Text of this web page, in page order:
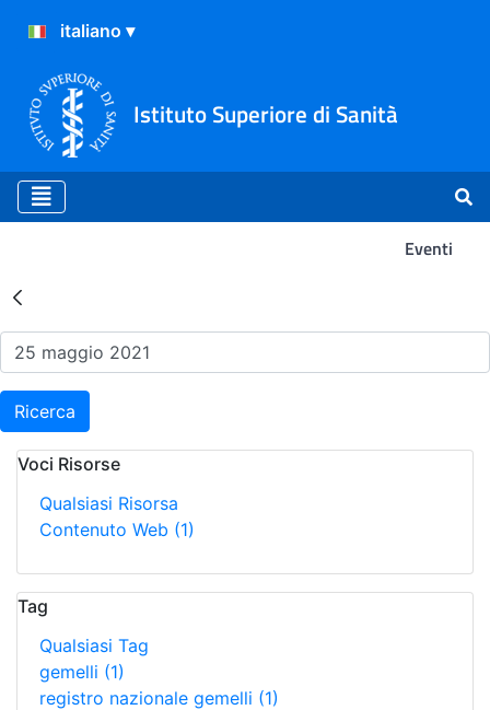
Istituto Superiore di Sanità
Eventi
Risultati della Ricerca -
Ricerca
Voci Risorse
Qualsiasi Risorsa
Contenuto Web (1)
Tag
Qualsiasi Tag
gemelli (1)
registro nazionale gemelli (1)